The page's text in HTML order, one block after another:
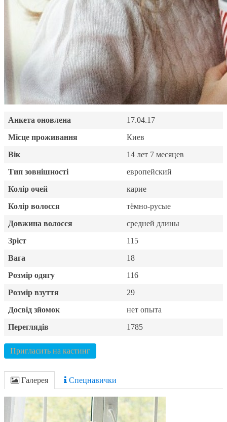
Анкета оновлена
17.04.17
Місце проживання
Киев
Вік
14 лет 7 месяцев
Тип зовнішності
европейский
Колір очей
карие
Колір волосся
тёмно-русые
Довжина волосся
средней длины
Зріст
115
Вага
18
Розмір одягу
116
Розмір взуття
29
Досвід зйомок
нет опыта
Переглядів
1785
Пригласить на кастинг
Галерея Спецнавички